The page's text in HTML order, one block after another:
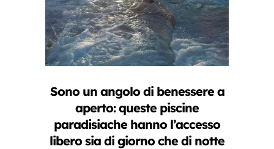
Sono un angolo di benessere a
aperto: queste piscine
paradisiache hanno l’accesso
libero sia di giorno che di notte